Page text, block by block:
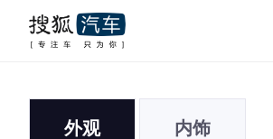
外观 内饰